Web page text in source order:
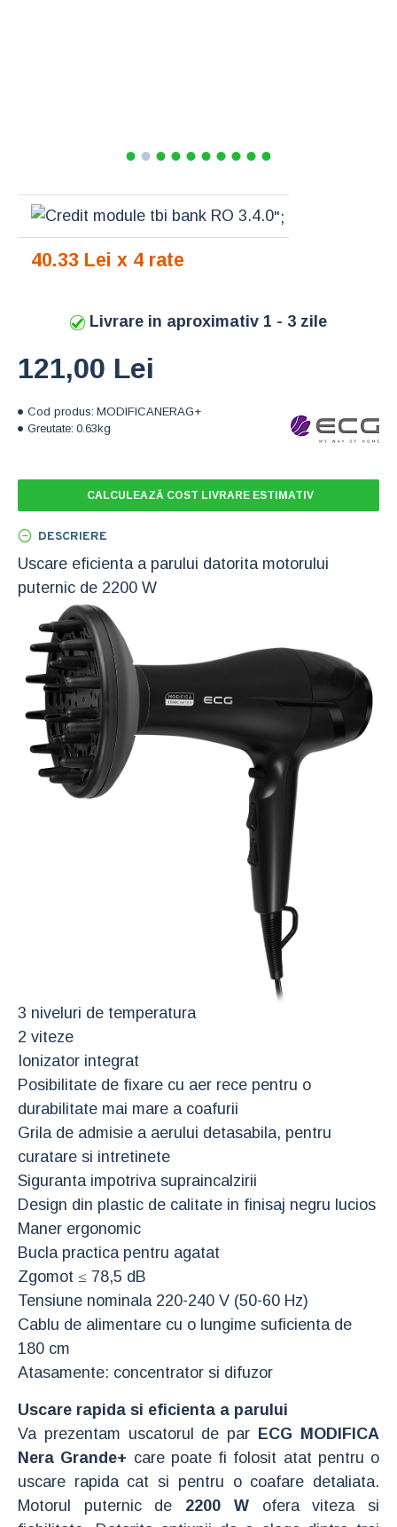
Cod produs: MODIFICANERAG+
Greutate: 0.63kg
121,00 Lei
";
40.33 Lei x 4 rate
Livrare in aproximativ 1 - 3 zile
CALCULEAZĂ COST LIVRARE ESTIMATIV
DESCRIERE
Uscare eficienta a parului datorita motorului
puternic de 2200 W
3 niveluri de temperatura
2 viteze
Ionizator integrat
Posibilitate de fixare cu aer rece pentru o
durabilitate mai mare a coafurii
Grila de admisie a aerului detasabila, pentru
curatare si intretinete
Siguranta impotriva supraincalzirii
Design din plastic de calitate in finisaj negru lucios
Maner ergonomic
Bucla practica pentru agatat
Zgomot ≤ 78,5 dB
Tensiune nominala 220-240 V (50-60 Hz)
Cablu de alimentare cu o lungime suficienta de
180 cm
Atasamente: concentrator si difuzor
Uscare rapida si eficienta a parului
Va prezentam uscatorul de par ECG MODIFICA
Nera Grande+ care poate fi folosit atat pentru o
uscare rapida cat si pentru o coafare detaliata.
Motorul puternic de 2200 Wofera viteza si